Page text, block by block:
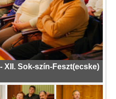
XII. Sok-szín-Feszt(ecske)